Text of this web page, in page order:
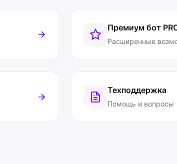
Премиум бот
Расширенные
Техподдержка
Помощь и вопросы